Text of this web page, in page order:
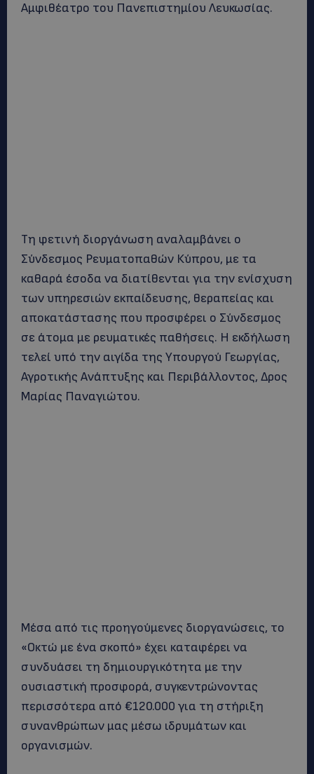
Αμφιθέατρο του Πανεπιστημίου Λευκωσίας.
Τη φετινή διοργάνωση αναλαμβάνει ο
Σύνδεσμος Ρευματοπαθών Κύπρου, με τα
καθαρά έσοδα να διατίθενται για την ενίσχυση
των υπηρεσιών εκπαίδευσης, θεραπείας και
αποκατάστασης που προσφέρει ο Σύνδεσμος
σε άτομα με ρευματικές παθήσεις. Η εκδήλωση
τελεί υπό την αιγίδα της Υπουργού Γεωργίας,
Αγροτικής Ανάπτυξης και Περιβάλλοντος, Δρος
Μαρίας Παναγιώτου.
Μέσα από τις προηγούμενες διοργανώσεις, το
«Οκτώ με ένα σκοπό» έχει καταφέρει να
συνδυάσει τη δημιουργικότητα με την
ουσιαστική προσφορά, συγκεντρώνοντας
περισσότερα από €120.000 για τη στήριξη
συνανθρώπων μας μέσω ιδρυμάτων και
οργανισμών.